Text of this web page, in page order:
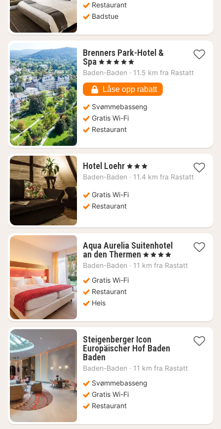
Restaurant
Badstue
Brenners Park-Hotel &
Spa 1
natt
5997
kr.
, 5 Stjerner
Baden-Baden · 11.5 km fra Rastatt
Låse opp rabatt
Svømmebasseng
Gratis Wi-Fi
Restaurant
Hotel Loehr1
natt
1187
, 3 Stjerner
Baden-Baden · 11.4 km fra Rastatt
Gratis Wi-Fi
Restaurant
Aqua Aurelia Suitenhotel
an den Thermen 1
natt
, 4 Stjerner
Baden-Baden · 11 km fra Rastatt
Gratis Wi-Fi
Restaurant
Heis
Steigenberger Icon
Europäischer Hof Baden
Baden1
natt
1809
kr.
Baden-Baden · 11 km fra Rastatt
Svømmebasseng
Gratis Wi-Fi
Restaurant